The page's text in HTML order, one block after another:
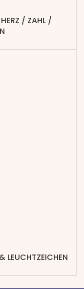
/ ZAHL /
LEUCHTZEICHEN